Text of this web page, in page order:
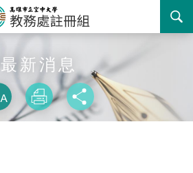
最新消息
略過字型切
放大
列印 分享